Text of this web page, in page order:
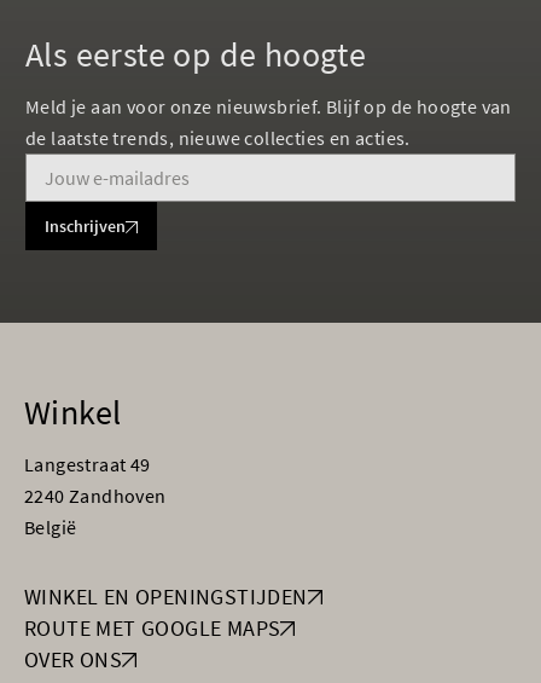
Als eerste op de hoogte
Meld je aan voor onze nieuwsbrief. Blijf op de hoogte van
de laatste trends, nieuwe collecties en acties.
Inschrijven
Winkel
Langestraat 49
2240 Zandhoven
België
WINKEL EN OPENINGSTIJDEN
ROUTE MET GOOGLE MAPS
OVER ONS